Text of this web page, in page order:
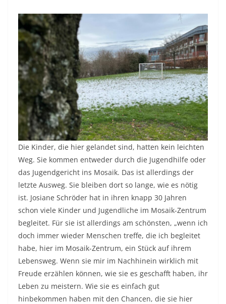
Die Kinder, die hier gelandet sind, hatten kein leichten
Weg. Sie kommen entweder durch die Jugendhilfe oder
das Jugendgericht ins Mosaik. Das ist allerdings der
letzte Ausweg. Sie bleiben dort so lange, wie es nötig
ist. Josiane Schröder hat in ihren knapp 30 Jahren
schon viele Kinder und Jugendliche im Mosaik-Zentrum
begleitet. Für sie ist allerdings am schönsten, „wenn ich
doch immer wieder Menschen treffe, die ich begleitet
habe, hier im Mosaik-Zentrum, ein Stück auf ihrem
Lebensweg. Wenn sie mir im Nachhinein wirklich mit
Freude erzählen können, wie sie es geschafft haben, ihr
Leben zu meistern. Wie sie es einfach gut
hinbekommen haben mit den Chancen, die sie hier